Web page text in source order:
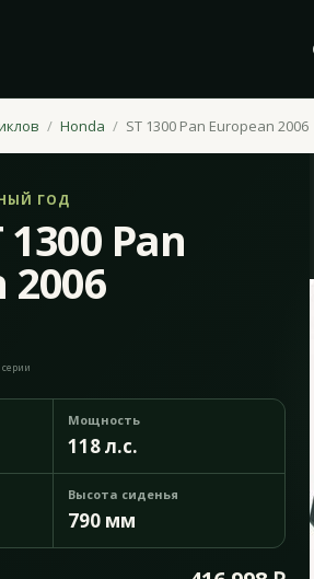
Honda ST 1300 Pan European 2006
ГОД
Pan
2006
Мощность
118 л.с.
Высота сиденья
790 мм